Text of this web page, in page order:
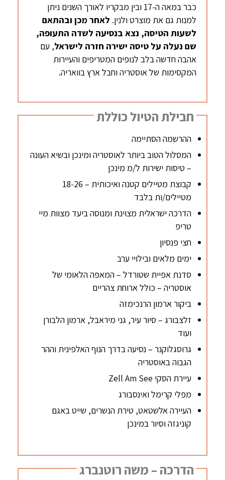
כבר במאה ה-17 ובין מבקריו לאורך השנים ניתן
למנות גם את מוצרט ולנין. לאחר מכן ובהתאם
לשעות הטיסה, נצא בנסיעה לשדה התעופה,
שם נעלה על טיסה ישירה חזרה לישראל, עם
אהבה חדשה בלב לנופים המטריפים והעיירות
המקסימות של אוסטריה וחבל ארץ בוואריה.
חבילת הטיול כוללת
ההרשמה הסתיימה
המסלול הטוב ביותר לאוסטריה ומינכן ובשיא העונה
– טיסות ישירות ל/מ מינכן
קבוצת מטיילים קטנה ואיכותית – 18-26
מטיילים/ות בלבד
הדרכה ישראלית מצוינת ומנוסה ביעד מצוות מיי
טריפ
חצי פנסיון
ימים מלאים ובילויי ערב
סדנת אפיית שטורדל – המאפה הלאומי של
אוסטריה – כולל ארוחת צהריים
ביקור ארמון הרנכימזה
זלצבורג – סיור עיר, גני מיראבל, ארמון הלבורן
ועוד
גרוסגלוקנר – נסיעה בדרך הנוף האלפינית וההר
הגבוה באוסטריה
עיירת הסקי Zell Am See
מפלי קרימל ואינסבורג
העיירה אלשטאט, טירת הנשרים, שייט באגם
קוניגזה וסיור במינכן
הדרכה – משה רוטנברג